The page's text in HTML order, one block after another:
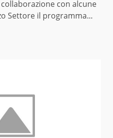
con alcune
Settore il programma...